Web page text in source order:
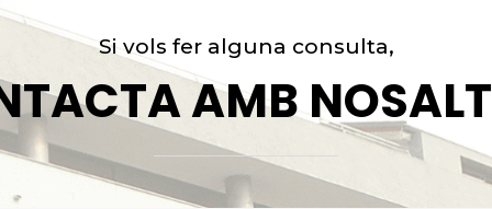
Si vols fer alguna consulta,
AMB